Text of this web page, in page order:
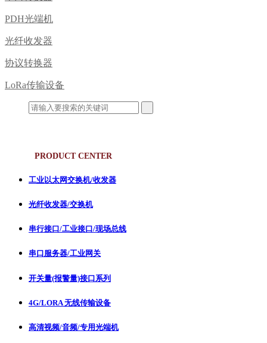
PDH光端机
光纤收发器
协议转换器
LoRa传输设备
PRODUCT CENTER
工业以太网交换机/收发器
光纤收发器/交换机
串行接口/工业接口/现场总线
串口服务器/工业网关
开关量(报警量)接口系列
4G/LORA 无线传输设备
高清视频/音频/专用光端机